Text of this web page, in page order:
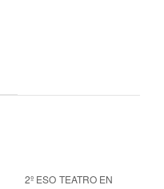
2º ESO TEATRO EN